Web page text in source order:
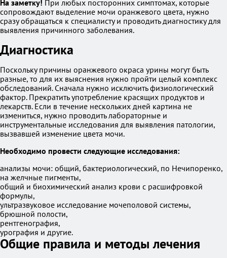
На заметку! При любых посторонних симптомах, которые
сопровождают выделение мочи оранжевого цвета, нужно
сразу обращаться к специалисту и проводить диагностику для
выявления причинного заболевания.
Диагностика
Поскольку причины оранжевого окраса урины могут быть
разные, то для их выяснения нужно пройти целый комплекс
обследований. Сначала нужно исключить физиологический
фактор. Прекратить употребление красящих продуктов и
лекарств. Если в течение нескольких дней картина не
измениться, нужно проводить лабораторные и
инструментальные исследования для выявления патологии,
вызвавшей изменение цвета мочи.
Необходимо провести следующие исследования:
анализы мочи: общий, бактериологический, по Нечипоренко,
на желчные пигменты,
общий и биохимический анализ крови с расшифровкой
формулы,
ультразвуковое исследование мочеполовой системы,
брюшной полости,
рентгенография,
урография и другие.
Общие правила и методы лечения